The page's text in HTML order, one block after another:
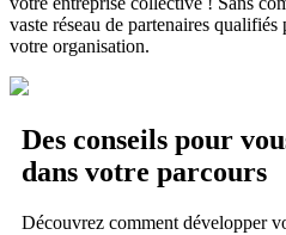
vaste réseau de partenaires
votre organisation.
Des conseils pour
dans votre parcours
Découvrez comment développer